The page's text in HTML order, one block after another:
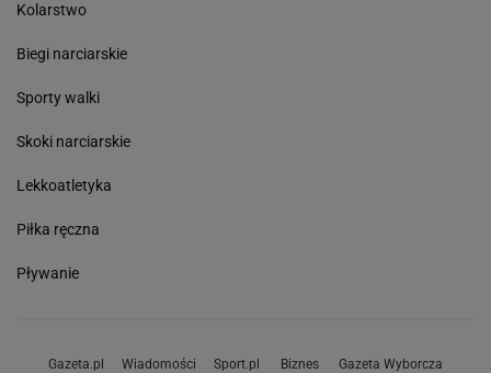
Kolarstwo
Biegi narciarskie
Sporty walki
Skoki narciarskie
Lekkoatletyka
Piłka ręczna
Pływanie
Gazeta.pl Wiadomości Sport.pl Biznes Gazeta Wyborcza